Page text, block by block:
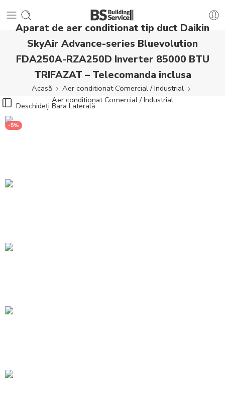
Aparat de aer conditionat tip duct Daikin
SkyAir Advance-series Bluevolution
FDA250A-RZA250D Inverter 85000 BTU
TRIFAZAT – Telecomanda inclusa
Acasă
Aer conditionat Comercial / Industrial
Aer conditionat Comercial / Industrial
Deschideți Bara Laterală
-5%